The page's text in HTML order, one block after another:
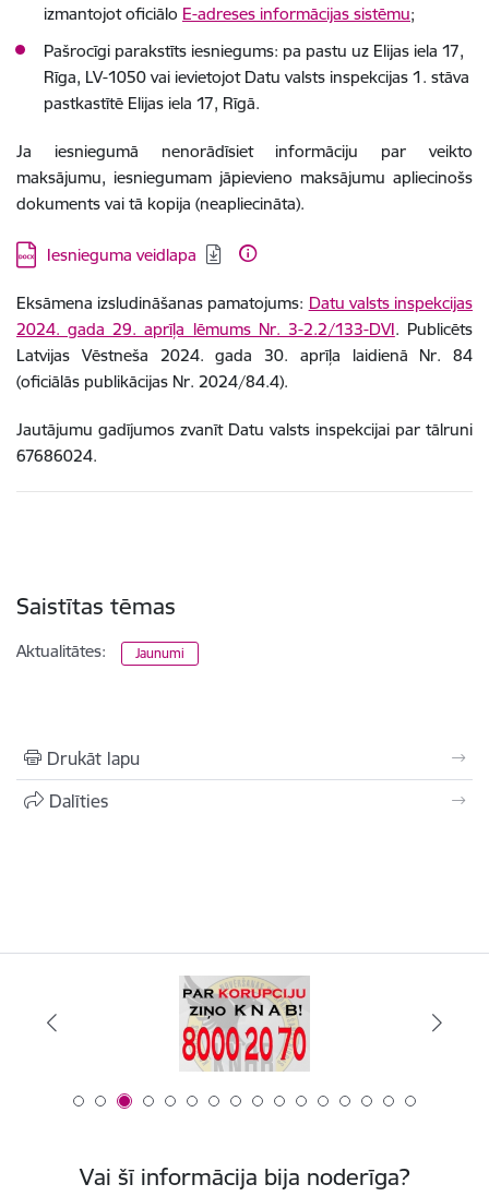
izmantojot oficiālo E-adreses informācijas sistēmu;
Pašrocīgi parakstīts iesniegums: pa pastu uz Elijas iela 17,
Rīga, LV-1050 vai ievietojot Datu valsts inspekcijas 1. stāva
pastkastītē Elijas iela 17, Rīgā.
Ja iesniegumā nenorādīsiet informāciju par veikto
maksājumu, iesniegumam jāpievieno maksājumu apliecinošs
dokuments vai tā kopija (neapliecināta).
Lejupielādēt:
Iesnieguma veidlapa
Eksāmena izsludināšanas pamatojums: Datu valsts inspekcijas
2024. gada 29. aprīļa lēmums Nr. 3-2.2/133-DVI. Publicēts
Latvijas Vēstneša 2024. gada 30. aprīļa laidienā Nr. 84
(oficiālās publikācijas Nr. 2024/84.4).
Jautājumu gadījumos zvanīt Datu valsts inspekcijai par tālruni
67686024.
Saistītas tēmas
Aktualitātes: Jaunumi
Drukāt lapu
Dalīties
Vai šī informācija bija noderīga?